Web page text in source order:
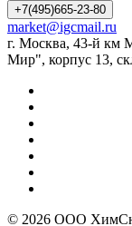
+7(495)665-23-80
market@igcmail.ru
г. Москва, 43-й км
Мир", корпус 13,
© 2026 ООО